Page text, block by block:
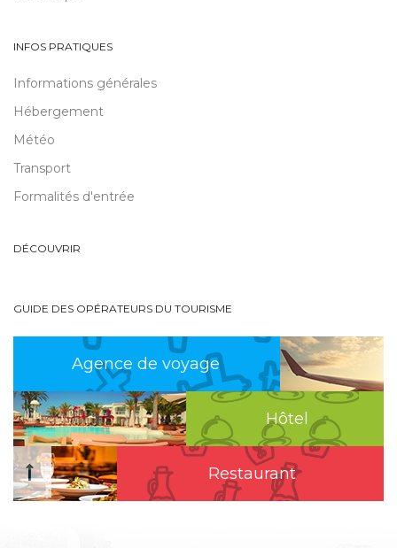
INFOS PRATIQUES
Informations générales
Hébergement
Météo
Transport
Formalités d'entrée
DÉCOUVRIR
GUIDE DES OPÉRATEURS DU TOURISME
Agence de voyage
Hôtel
Restaurant